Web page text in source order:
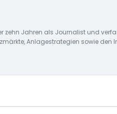
zehn Jahren als Journalist und
Anlagestrategien sowie